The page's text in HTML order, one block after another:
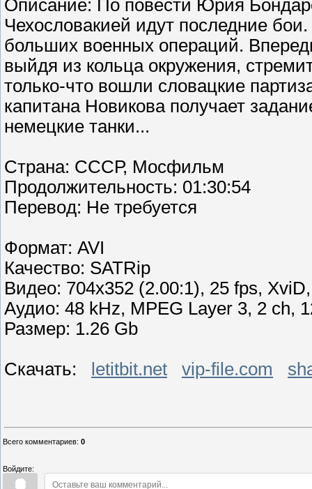
Описание: По повести Юрия
Чехословакией идут последние
больших военных операций.
выйдя из кольца окружения,
только-что вошли словацкие
капитана Новикова получает
немецкие танки...
Страна: СССР, Мосфильм
Продолжительность: 01:30:54
Перевoд: Не требуется
Формат: AVI
Качество: SATRip
Видео: 704x352 (2.00:1), 25 fps,
Аудио: 48 kHz, MPEG Layer 3, 2 ch,
Размер: 1.26 Gb
Скачать: letitbit.net vip-file.com
Всего комментариев: 0
Войдите: